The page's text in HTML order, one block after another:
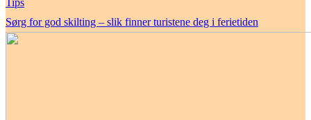
Tips
Sørg for god skilting – slik finner turistene deg i ferietiden